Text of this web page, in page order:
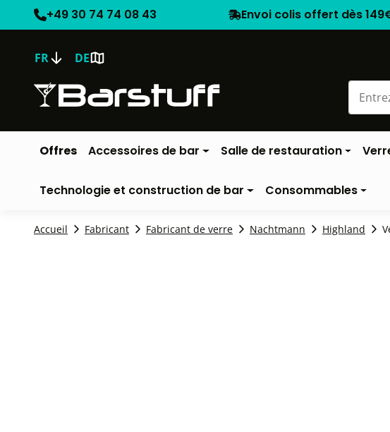
+49 30 74 74 08 43 Envoi colis offert dès
FR DE
Offres Accessoires de bar Salle de restauration
Technologie et construction de bar Consommables
Accueil Fabricant Fabricant de verre Nachtmann Highland